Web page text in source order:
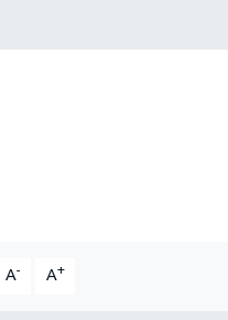
A- A+